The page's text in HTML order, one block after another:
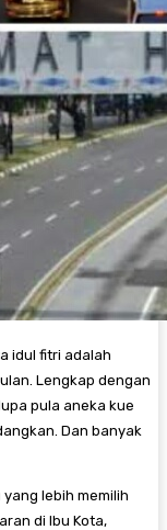
idul fitri adalah
Lengkap dengan
pula aneka kue
Dan banyak
lebih memilih
di Ibu Kota,